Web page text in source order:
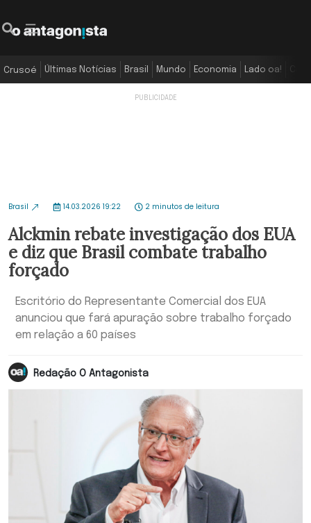
Crusoé Últimas Notícias Brasil Mundo Economia Lado oa!
Brasil 14.03.2026 19:22 2 minutos de leitura
Alckmin rebate investigação dos EUA
e diz que Brasil combate trabalho
forçado
Escritório do Representante Comercial dos EUA
anunciou que fará apuração sobre trabalho forçado
em relação a 60 países
Redação O Antagonista